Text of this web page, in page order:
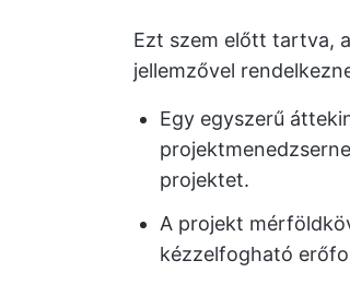
Ezt szem előtt tartva,
jellemzővel
Egy egyszerű
projektet.
A projekt
kézzelfogható